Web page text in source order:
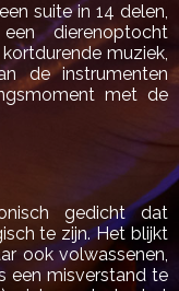
suite in 14 delen,
dierenoptocht
muziek,
de instrumenten
met de
gedicht dat
te zijn. Het blijkt
ook volwassenen,
een misverstand te